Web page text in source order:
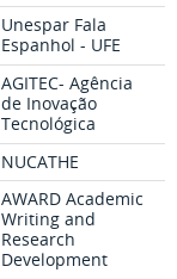
Unespar Fala
Espanhol - UFE
AGITEC- Agência
de Inovação
Tecnológica
NUCATHE
AWARD Academic
Writing and
Research
Development